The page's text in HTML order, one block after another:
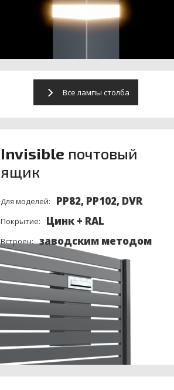
Все лампы столба
Invisible почтовый
ящик
Для моделей: PP82, PP102, DVR
Покрытие: Цинк + RAL
Встроен: заводским методом